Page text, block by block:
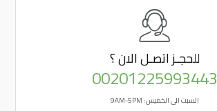
للحجـزاتصـل الان ؟
00201225993443
السبت الى الخميس: 9AM-5PM